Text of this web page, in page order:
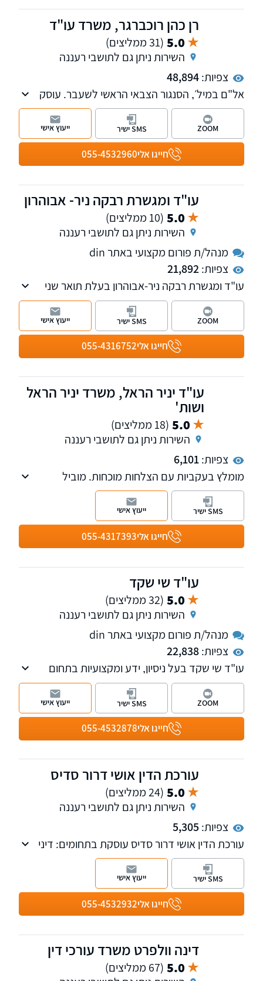
רן כהן רוכברגר, משרד עו"ד
5.0 (31 ממליצים)
השירות ניתן גם לתושבי רעננה
צפיות:48,894
אל"ם במיל׳, הסנגור הצבאי הראשי לשעבר. עוסק
במשפט פלילי, בתיקי צבא וביטחון ובתיקי צווארון
לבן. משרדנו נותן שירות בכל רחבי הארץ. ניתן גם
לקיים פגישת ייעוץ און-ליין - נשמח לעמוד
חייגו אלי055-4532960
ZOOM SMS ישיר ייעוץ אישי
עו"ד ומגשרת רבקה ניר- אבוהרון
5.0 (10 ממליצים)
השירות ניתן גם לתושבי רעננה
מנהל/ת פורום מקצועי באתר din
צפיות:21,892
עו"ד ומגשרת רבקה ניר-אבוהרון בעלת תואר שני
במשפטים. מוסמכת לעריכת ייפוי כוח מתמשך,
בעלת ניסיון רב בייצוג ובסיוע בעסקאות מקרקעין,
פשיטת רגל, גישור ובוררות בהסכם גירושין, ודיני
משפחה - במיוחד צוואות וירושות.
חייגו אלי055-4316752
ZOOM SMS ישיר ייעוץ אישי
עו"ד יניר הראל, משרד יניר הראל
ושות'
5.0 (18 ממליצים)
השירות ניתן גם לתושבי רעננה
צפיות:6,101
מומלץ בעקביות עם הצלחות מוכחות. מוביל
בהשגת פיצויים מקסימליים עם 24 שנות ניסיון. פנו
אלינו לקבלת ייעוץ ראשוני והערכת סיכוי. עו"ד יניר
הראל הינו מחבר הספר "דיני הראיות בתביעות
ביטוח ופלת"ד" ומדורג ע"י דנס 100 כעורך דין
מוביל בתחום הביטוח.
חייגו אלי055-4317393
SMS ישיר ייעוץ אישי
עו"ד שי שקד
5.0 (32 ממליצים)
השירות ניתן גם לתושבי רעננה
מנהל/ת פורום מקצועי באתר din
צפיות:22,838
עו"ד שי שקד בעל ניסיון, ידע ומקצועיות בתחום
המשפט הפלילי אשר נצברו במהלך השנים שבהן
ייצג חשודים ונאשמים בתיקים פליליים סבוכים
ומורכבים.
חייגו אלי055-4532878
ZOOM SMS ישיר ייעוץ אישי
עורכת הדין אושי דרור סדיס
5.0 (24 ממליצים)
השירות ניתן גם לתושבי רעננה
צפיות:5,305
עורכת הדין אושי דרור סדיס עוסקת בתחומים: דיני
משפחה נדל"ן, יפויי כח מתמשך צוואות וירושות
חייגו אלי055-4532932
SMS ישיר ייעוץ אישי
דינה וולפרט משרד עורכי דין
5.0 (67 ממליצים)